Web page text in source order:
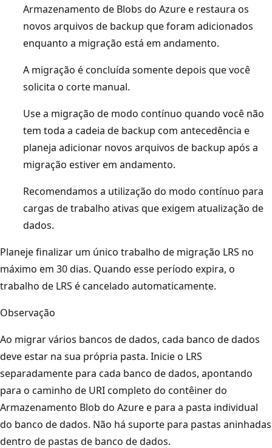
Armazenamento de Blobs do Azure e restaura os
novos arquivos de backup que foram adicionados
enquanto a migração está em andamento.
A migração é concluída somente depois que você
solicita o corte manual.
Use a migração de modo contínuo quando você não
tem toda a cadeia de backup com antecedência e
planeja adicionar novos arquivos de backup após a
migração estiver em andamento.
Recomendamos a utilização do modo contínuo para
cargas de trabalho ativas que exigem atualização de
dados.
Planeje finalizar um único trabalho de migração LRS no
máximo em 30 dias. Quando esse período expira, o
trabalho de LRS é cancelado automaticamente.
Observação
Ao migrar vários bancos de dados, cada banco de dados
deve estar na sua própria pasta. Inicie o LRS
separadamente para cada banco de dados, apontando
para o caminho de URI completo do contêiner do
Armazenamento Blob do Azure e para a pasta individual
do banco de dados. Não há suporte para pastas aninhadas
dentro de pastas de banco de dados.